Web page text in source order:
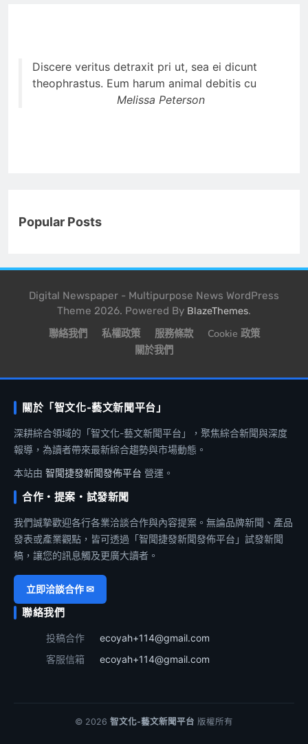
Discere veritus detraxit pri ut, sea ei dicunt
theophrastus. Eum harum animal debitis cu
Melissa Peterson
Popular Posts
Digital Newspaper - Multipurpose News WordPress
Theme 2026. Powered By BlazeThemes.
聯絡我們 私權政策 服務條款
Cookie 政策
關於我們
關於「智文化-藝文新聞平台」
深耕綜合領域的「智文化-藝文新聞平台」，聚焦綜合新聞與深度
報導，為讀者帶來最新綜合趨勢與市場動態。
本站由 智聞捷發新聞發佈平台 營運。
合作・提案・試發新聞
我們誠摯歡迎各行各業洽談合作與內容提案。無論品牌新聞、產品
發表或產業觀點，皆可透過「智聞捷發新聞發佈平台」試發新聞
稿，讓您的訊息觸及更廣大讀者。
立即洽談合作 ✉
聯絡我們
投稿合作
ecoyah+114@gmail.com
客服信箱
ecoyah+114@gmail.com
© 2026 智文化-藝文新聞平台 版權所有